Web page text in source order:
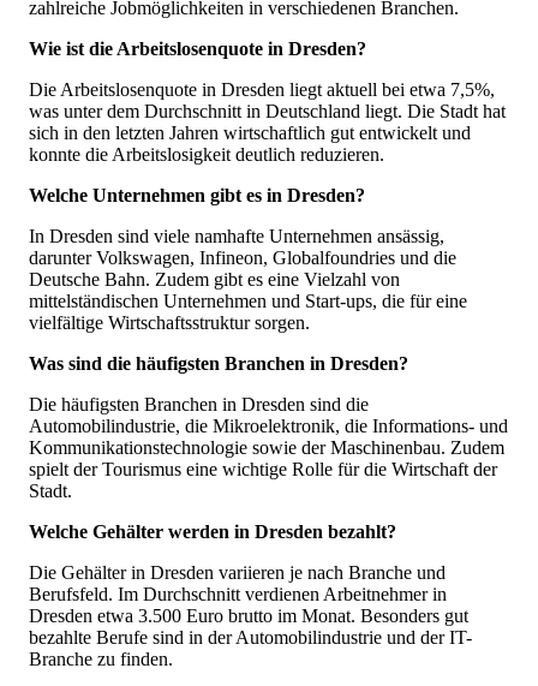
zahlreiche Jobmöglichkeiten in verschiedenen Branchen.
Wie ist die Arbeitslosenquote in Dresden?
Die Arbeitslosenquote in Dresden liegt aktuell bei etwa 7,5%,
was unter dem Durchschnitt in Deutschland liegt. Die Stadt hat
sich in den letzten Jahren wirtschaftlich gut entwickelt und
konnte die Arbeitslosigkeit deutlich reduzieren.
Welche Unternehmen gibt es in Dresden?
In Dresden sind viele namhafte Unternehmen ansässig,
darunter Volkswagen, Infineon, Globalfoundries und die
Deutsche Bahn. Zudem gibt es eine Vielzahl von
mittelständischen Unternehmen und Start-ups, die für eine
vielfältige Wirtschaftsstruktur sorgen.
Was sind die häufigsten Branchen in Dresden?
Die häufigsten Branchen in Dresden sind die
Automobilindustrie, die Mikroelektronik, die Informations- und
Kommunikationstechnologie sowie der Maschinenbau. Zudem
spielt der Tourismus eine wichtige Rolle für die Wirtschaft der
Stadt.
Welche Gehälter werden in Dresden bezahlt?
Die Gehälter in Dresden variieren je nach Branche und
Berufsfeld. Im Durchschnitt verdienen Arbeitnehmer in
Dresden etwa 3.500 Euro brutto im Monat. Besonders gut
bezahlte Berufe sind in der Automobilindustrie und der IT-
Branche zu finden.